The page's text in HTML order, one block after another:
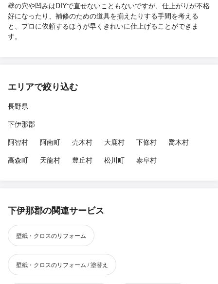
壁の穴や凹みはDIYで直せないこともないですが、仕上がりが不格
好になったり、補修のための道具を揃えたりする手間を考える
と、プロに依頼するほうが早くきれいに仕上げることができま
す。
エリアで絞り込む
長野県
下伊那郡
阿智村
阿南町 売木村 大鹿村 下條村
喬木村
高森町
天龍村 豊丘村 松川町 泰阜村
下伊那郡の関連サービス
壁紙・クロスのリフォーム
壁紙・クロスのリフォーム / 塗替え